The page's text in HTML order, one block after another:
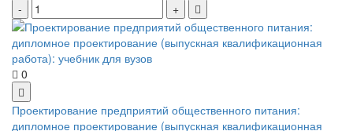
0
Проектирование предприятий общественного питания:
дипломное проектирование (выпускная квалификационная